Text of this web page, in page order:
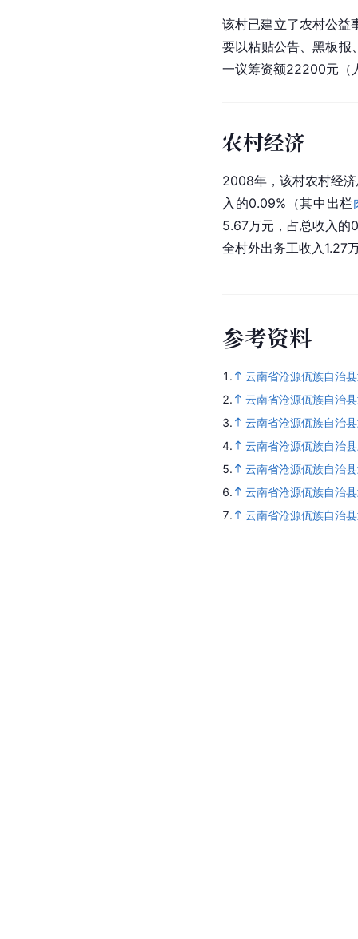
该村已建立了农村公益
要以粘贴公告、黑板
一议筹资额22200元（
农村经济
2008年，该村农村经
入的0.09%（其中出栏
5.67万元，占总收入的
全村外出务工收入1.27
参考资料
1.
云南省沧源佤族自治
2.
云南省沧源佤族自治
3.
云南省沧源佤族自治
4.
云南省沧源佤族自治
5.
云南省沧源佤族自治
6.
云南省沧源佤族自治
7.
云南省沧源佤族自治